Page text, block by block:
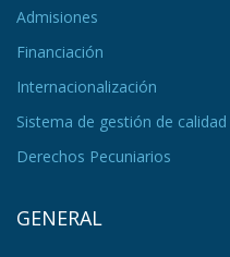
Admisiones
Financiación
Internacionalización
Sistema de gestión de calidad
Derechos Pecuniarios
GENERAL